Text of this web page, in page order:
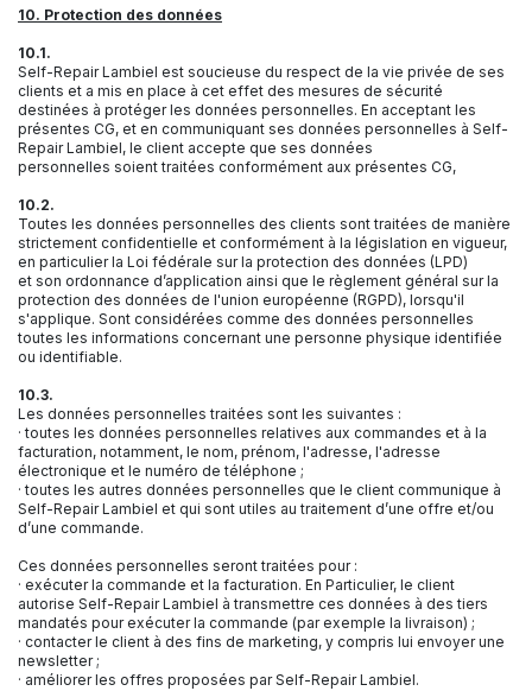
10. Protection des données
10.1.
Self-Repair Lambiel est soucieuse du respect de la vie privée de ses
clients et a mis en place à cet effet des mesures de sécurité
destinées à protéger les données personnelles. En acceptant les
présentes CG, et en communiquant ses données personnelles à Self-
Repair Lambiel, le client accepte que ses données
personnelles soient traitées conformément aux présentes CG,
10.2.
Toutes les données personnelles des clients sont traitées de manière
strictement confidentielle et conformément à la législation en vigueur,
en particulier la Loi fédérale sur la protection des données (LPD)
et son ordonnance d’application ainsi que le règlement général sur la
protection des données de l'union européenne (RGPD), lorsqu'il
s'applique. Sont considérées comme des données personnelles
toutes les informations concernant une personne physique identifiée
ou identifiable.
10.3.
Les données personnelles traitées sont les suivantes :
· toutes les données personnelles relatives aux commandes et à la
facturation, notamment, le nom, prénom, l'adresse, l'adresse
électronique et le numéro de téléphone ;
· toutes les autres données personnelles que le client communique à
Self-Repair Lambiel et qui sont utiles au traitement d’une offre et/ou
d’une commande.
Ces données personnelles seront traitées pour :
· exécuter la commande et la facturation. En Particulier, le client
autorise Self-Repair Lambiel à transmettre ces données à des tiers
mandatés pour exécuter la commande (par exemple la livraison) ;
· contacter le client à des fins de marketing, y compris lui envoyer une
newsletter ;
· améliorer les offres proposées par Self-Repair Lambiel.